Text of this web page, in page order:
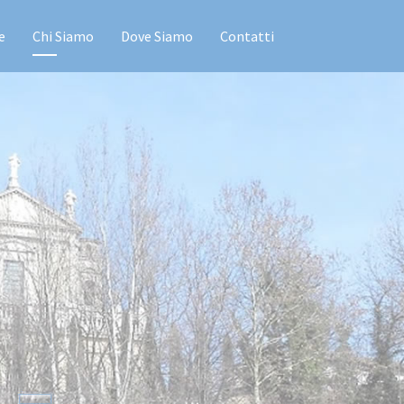
Chi Siamo Dove Siamo Contatti